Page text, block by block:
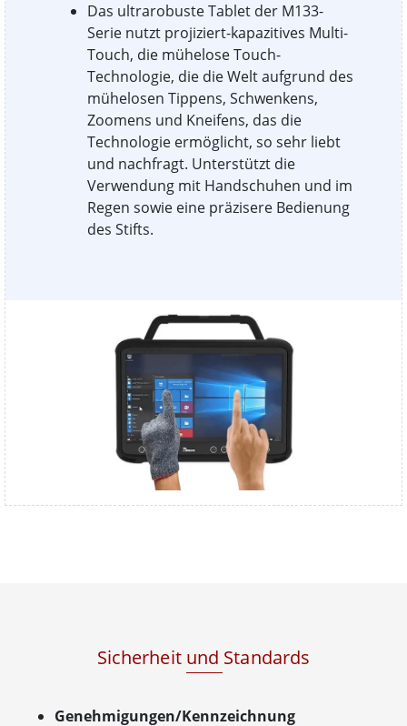
Das ultrarobuste Tablet der M133-
Serie nutzt projiziert-kapazitives Multi-
Touch, die mühelose Touch-
Technologie, die die Welt aufgrund des
mühelosen Tippens, Schwenkens,
Zoomens und Kneifens, das die
Technologie ermöglicht, so sehr liebt
und nachfragt. Unterstützt die
Verwendung mit Handschuhen und im
Regen sowie eine präzisere Bedienung
des Stifts.
Sicherheit und Standards
Genehmigungen/Kennzeichnung